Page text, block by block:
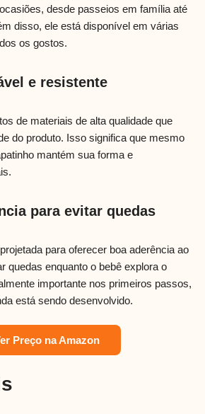
desde passeios em família até
disso, ele está disponível em várias
os gostos.
e resistente
de materiais de alta qualidade que
do produto. Isso significa que mesmo
mantém sua forma e
para evitar quedas
para oferecer boa aderência ao
quedas enquanto o bebê explora o
importante nos primeiros passos,
está sendo desenvolvido.
Preço na Amazon